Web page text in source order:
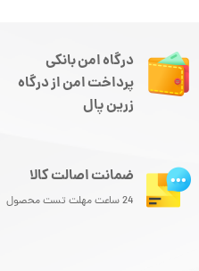
درگاه امن بانکی
پرداخت امن از درگاه
زرین پال
ضمانت اصالت کالا
24 ساعت مهلت تست محصول